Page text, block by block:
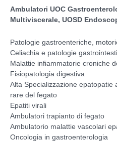
Ambulatori UOC
Multiviscerale, UOSD
Patologie gastroenteriche,
Celiachia e patologie
Malattie infiammatorie croniche
Fisiopatologia digestiva
Alta Specializzazione epatopatie
rare del fegato
Epatiti virali
Ambulatori trapianto di fegato
Ambulatorio malattie vascolari
Oncologia in gastroenterologia